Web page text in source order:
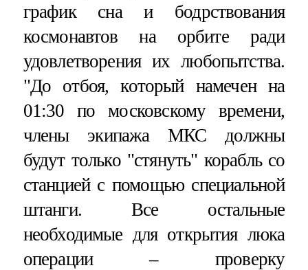
график сна и бодрствования
космонавтов на орбите ради
удовлетворения их любопытства.
"До отбоя, который намечен на
01:30 по московскому времени,
члены экипажа МКС должны
будут только "стянуть" корабль со
станцией с помощью специальной
штанги. Все остальные
необходимые для открытия люка
операции – проверку